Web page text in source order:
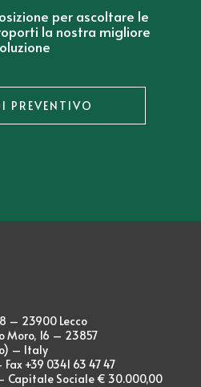
per ascoltare le
la nostra migliore
PREVENTIVO
– 23900 Lecco
Moro, 16 – 23857
– Italy
+39 0341 63 47 47
– Capitale Sociale € 30.000,00